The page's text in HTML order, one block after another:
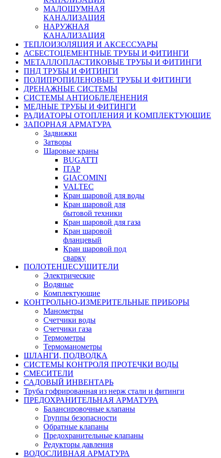
МАЛОШУМНАЯ
КАНАЛИЗАЦИЯ
НАРУЖНАЯ
КАНАЛИЗАЦИЯ
ТЕПЛОИЗОЛЯЦИЯ И АКСЕССУАРЫ
АСБЕСТОЦЕМЕНТНЫЕ ТРУБЫ И ФИТИНГИ
МЕТАЛЛОПЛАСТИКОВЫЕ ТРУБЫ И ФИТИНГИ
ПНД ТРУБЫ И ФИТИНГИ
ПОЛИПРОПИЛЕНОВЫЕ ТРУБЫ И ФИТИНГИ
ДРЕНАЖНЫЕ СИСТЕМЫ
СИСТЕМЫ АНТИОБЛЕДЕНЕНИЯ
МЕДНЫЕ ТРУБЫ И ФИТИНГИ
РАДИАТОРЫ ОТОПЛЕНИЯ И КОМПЛЕКТУЮЩИЕ
ЗАПОРНАЯ АРМАТУРА
Задвижки
Затворы
Шаровые краны
BUGATTI
ITAP
GIACOMINI
VALTEC
Кран шаровой для воды
Кран шаровой для
бытовой техники
Кран шаровой для газа
Кран шаровой
фланцевый
Кран шаровой под
сварку
ПОЛОТЕНЦЕСУШИТЕЛИ
Электрические
Водяные
Комплектующие
КОНТРОЛЬНО-ИЗМЕРИТЕЛЬНЫЕ ПРИБОРЫ
Манометры
Счетчики воды
Счетчики газа
Термометры
Термоманометры
ШЛАНГИ, ПОДВОДКА
СИСТЕМЫ КОНТРОЛЯ ПРОТЕЧКИ ВОДЫ
СМЕСИТЕЛИ
САДОВЫЙ ИНВЕНТАРЬ
Труба гофрированная из нерж стали и фитинги
ПРЕДОХРАНИТЕЛЬНАЯ АРМАТУРА
Балансировочные клапаны
Группы безопасности
Обратные клапаны
Предохранительные клапаны
Редукторы давления
ВОДОСЛИВНАЯ АРМАТУРА